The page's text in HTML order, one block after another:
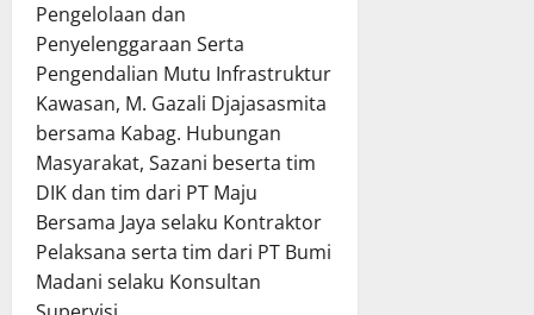
Pengelolaan dan
Penyelenggaraan Serta
Pengendalian Mutu Infrastruktur
Kawasan, M. Gazali Djajasasmita
bersama Kabag. Hubungan
Masyarakat, Sazani beserta tim
DIK dan tim dari PT Maju
Bersama Jaya selaku Kontraktor
Pelaksana serta tim dari PT Bumi
Madani selaku Konsultan